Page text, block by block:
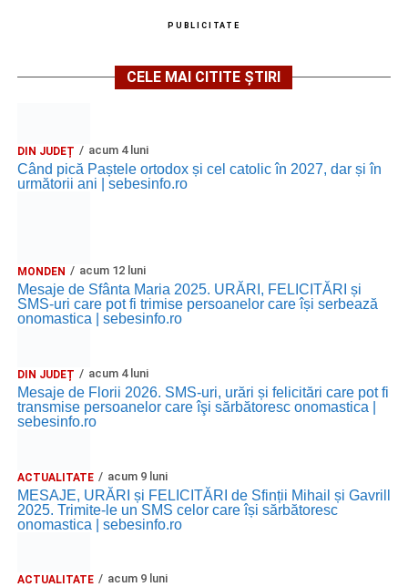
PUBLICITATE
CELE MAI CITITE ȘTIRI
DIN JUDEȚ acum 4 luni
Când pică Paștele ortodox și cel catolic în 2027, dar și în
următorii ani | sebesinfo.ro
MONDEN acum 12 luni
Mesaje de Sfânta Maria 2025. URĂRI, FELICITĂRI și
SMS-uri care pot fi trimise persoanelor care își serbează
onomastica | sebesinfo.ro
DIN JUDEȚ acum 4 luni
Mesaje de Florii 2026. SMS-uri, urări și felicitări care pot fi
transmise persoanelor care îşi sărbătoresc onomastica |
sebesinfo.ro
ACTUALITATE acum 9 luni
MESAJE, URĂRI și FELICITĂRI de Sfinții Mihail și Gavrill
2025. Trimite-le un SMS celor care își sărbătoresc
onomastica | sebesinfo.ro
ACTUALITATE acum 9 luni